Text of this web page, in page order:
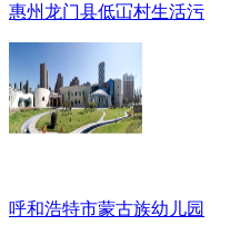
惠州龙门县低冚村生活污
呼和浩特市蒙古族幼儿园